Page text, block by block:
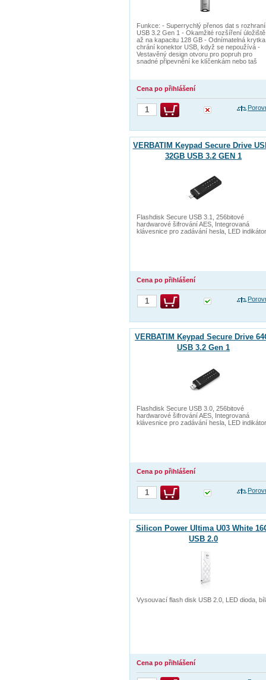
Funkce: - Superrychlý přenos dat s
USB 3.2 Gen 1 - Okamžité rozšíření úložiště
až na kapacitu 128 GB - Odnímatelná krytka
chrání konektor USB, když se nepoužívá -
Vestavěný design otvoru pro popruh pro
snadné připevnění ke klíčenkám nebo taš
Cena po přihlášení
VERBATIM Keypad Secure Drive
32GB USB 3.2 GEN 1
Flashdisk Secure USB 3.1, 256bitové
hardwarové šifrování AES, Integrovaná
klávesnice pro zadávání hesla, LED
Cena po přihlášení
VERBATIM Keypad Secure Drive
USB 3.2 Gen 1
Flashdisk Secure USB 3.0, 256bitové
hardwarové šifrování AES, Integrovaná
klávesnice pro zadávání hesla, LED
Cena po přihlášení
Silicon Power Ultima U03 White
USB 2.0
Vysouvací flash disk USB 2.0, LED dioda,
Cena po přihlášení